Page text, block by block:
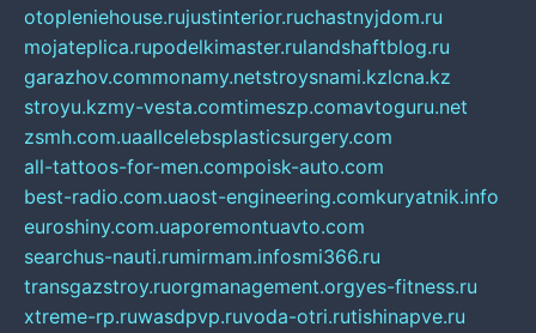
otopleniehouse.rujustinterior.ruchastnyjdom.ru
mojateplica.rupodelkimaster.rulandshaftblog.ru
garazhov.commonamy.netstroysnami.kzlcna.kz
stroyu.kzmy-vesta.comtimeszp.comavtoguru.net
zsmh.com.uaallcelebsplasticsurgery.com
all-tattoos-for-men.compoisk-auto.com
best-radio.com.uaost-engineering.comkuryatnik.info
euroshiny.com.uaporemontuavto.com
searchus-nauti.rumirmam.infosmi366.ru
transgazstroy.ruorgmanagement.orgyes-fitness.ru
xtreme-rp.ruwasdpvp.ruvoda-otri.rutishinapve.ru